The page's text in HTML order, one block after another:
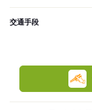
交通手段